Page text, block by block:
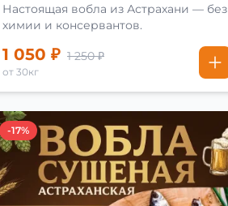
Настоящая вобла из Астрахани — без
химии и консервантов.
1 050 ₽ 1 250 ₽
от 30кг
-17%